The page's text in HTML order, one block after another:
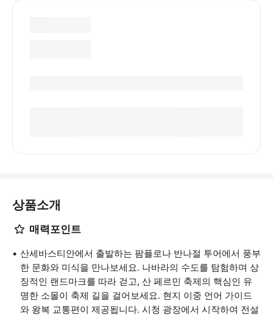
상품소개
매력포인트
산세바스티안에서 출발하는 팜플로나 반나절 투어에서 풍부
한 문화와 미식을 만나보세요. 나바라의 수도를 탐험하며 상
징적인 랜드마크를 따라 걷고, 산 페르민 축제의 핵심인 유
명한 소몰이 축제 길을 걸어보세요. 현지 이중 언어 가이드
와 왕복 교통편이 제공됩니다. 시청 광장에서 시작하여 전설